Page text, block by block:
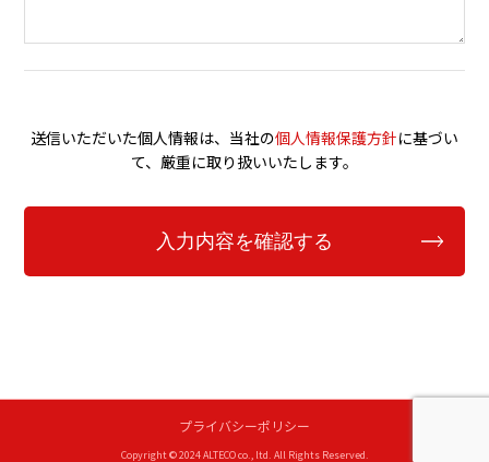
送信いただいた個人情報は、当社の個人情報保護方針に基づい
て、厳重に取り扱いいたします。
プライバシーポリシー
Copyright © 2024 ALTECO co., ltd. All Rights Reserved.